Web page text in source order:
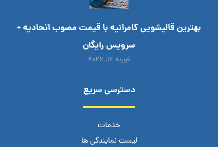
بهترین قالیشویی کامرانیه با قیمت مصوب اتحادیه +
سرویس رایگان
فوریه ۱۶, ۲۰۲۶
دسترسی سریع
خدمات
لیست نمایندگی ها